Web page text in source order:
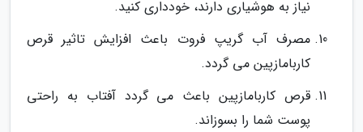
نیاز به هوشیاری دارند، خودداری کنید.
مصرف آب گریپ فروت باعث افزایش تاثیر قرص
کاربامازپین می گردد.
قرص کاربامازپین باعث می گردد آفتاب به راحتی
پوست شما را بسوزاند.